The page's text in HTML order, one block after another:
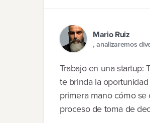
Mario Ruiz
, analizaremos
Trabajo en una startup:
te brinda la
primera mano cómo
proceso de toma de